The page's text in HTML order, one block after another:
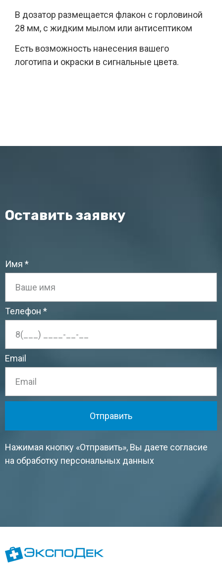
В дозатор размещается флакон с горловиной
28 мм, с жидким мылом или антисептиком
Есть возможность нанесения вашего
логотипа и окраски в сигнальные цвета.
Оставить заявку
Имя
Телефон
Email
Отправить
Нажимая кнопку «Отправить», Вы даете согласие
на обработку персональных данных